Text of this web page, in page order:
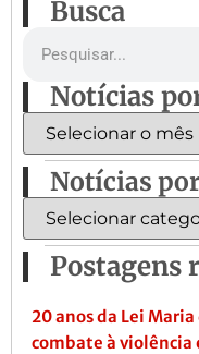
Busca
Notícias
Notícias
Postagens
20 anos da Lei
combate à violência